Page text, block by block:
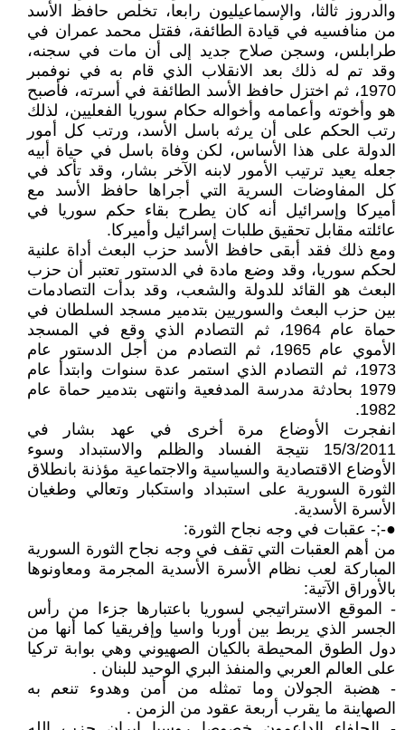
والدروز ثالثا، والإسماعيليون رابعا، تخلص حافظ الأسد
من منافسيه في قيادة الطائفة، فقتل محمد عمران في
طرابلس، وسجن صلاح جديد إلى أن مات في سجنه،
وقد تم له ذلك بعد الانقلاب الذي قام به في نوفمبر
1970، ثم اختزل حافظ الأسد الطائفة في أسرته، فأصبح
هو وأخوته وأعمامه وأخواله حكام سوريا الفعليين، لذلك
رتب الحكم على أن يرثه باسل الأسد، ورتب كل أمور
الدولة على هذا الأساس، لكن وفاة باسل في حياة أبيه
جعله يعيد ترتيب الأمور لابنه الآخر بشار، وقد تأكد في
كل المفاوضات السرية التي أجراها حافظ الأسد مع
أميركا وإسرائيل أنه كان يطرح بقاء حكم سوريا في
عائلته مقابل تحقيق طلبات إسرائيل وأميركا.
ومع ذلك فقد أبقى حافظ الأسد حزب البعث أداة علنية
لحكم سوريا، وقد وضع مادة في الدستور تعتبر أن حزب
البعث هو القائد للدولة والشعب، وقد بدأت التصادمات
بين حزب البعث والسوريين بتدمير مسجد السلطان في
حماة عام 1964، ثم التصادم الذي وقع في المسجد
الأموي عام 1965، ثم التصادم من أجل الدستور عام
1973، ثم التصادم الذي استمر عدة سنوات وابتدأ عام
1979 بحادثة مدرسة المدفعية وانتهى بتدمير حماة عام
1982.
انفجرت الأوضاع مرة أخرى في عهد بشار في
15/3/2011 نتيجة الفساد والظلم والاستبداد وسوء
الأوضاع الاقتصادية والسياسية والاجتماعية مؤذنة بانطلاق
الثورة السورية على استبداد واستكبار وتعالي وطغيان
الأسرة الأسدية.
●-;- عقبات في وجه نجاح الثورة:
من أهم العقبات التي تقف في وجه نجاح الثورة السورية
المباركة لعب نظام الأسرة الأسدية المجرمة ومعاونوها
بالأوراق الآتية:
- الموقع الاستراتيجي لسوريا باعتبارها جزءا من رأس
الجسر الذي يربط بين أوربا واسيا وإفريقيا كما أنها من
دول الطوق المحيطة بالكيان الصهيوني وهي بوابة تركيا
على العالم العربي والمنفذ البري الوحيد للبنان .
- هضبة الجولان وما تمثله من أمن وهدوء تنعم به
الصهاينة ما يقرب أربعة عقود من الزمن .